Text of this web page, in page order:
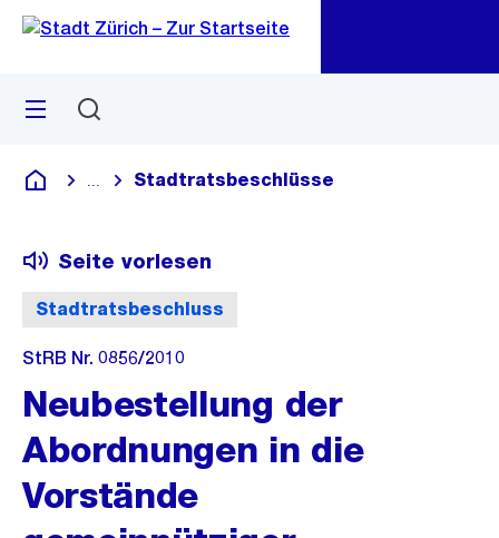
Navigation
Sprunglink
Menü
Deutsch
Blende alle Breadcrumbs ein
Stadtratsbeschlüsse
Stadtratsbeschluss
Seite vorlesen
StRB Nr. 0856/2010
Neubestellung der
Abordnungen in die
Vorstände